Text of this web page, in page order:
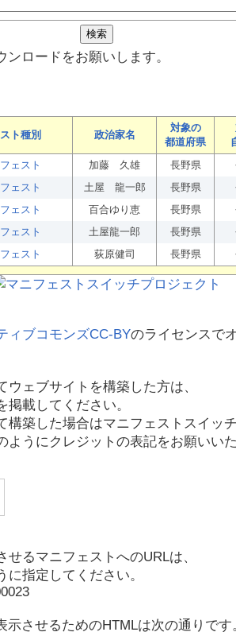
ンロードをお願いします。
ト種別 政治家名
対象の
都道府県
ェスト 加藤 久雄 長野県
ェスト 土屋 龍一郎 長野県
ェスト 百合ゆり恵 長野県
ェスト 土屋龍一郎 長野県
ェスト 荻原健司 長野県
ィブコモンズCC-BYのライセンスで
ェブサイトを構築した方は、
載してください。
築した場合はマニフェストスイッ
うにクレジットの表記をお願いいた
るマニフェストへのURLは、
指定してください。
させるためのHTMLは次の通りです